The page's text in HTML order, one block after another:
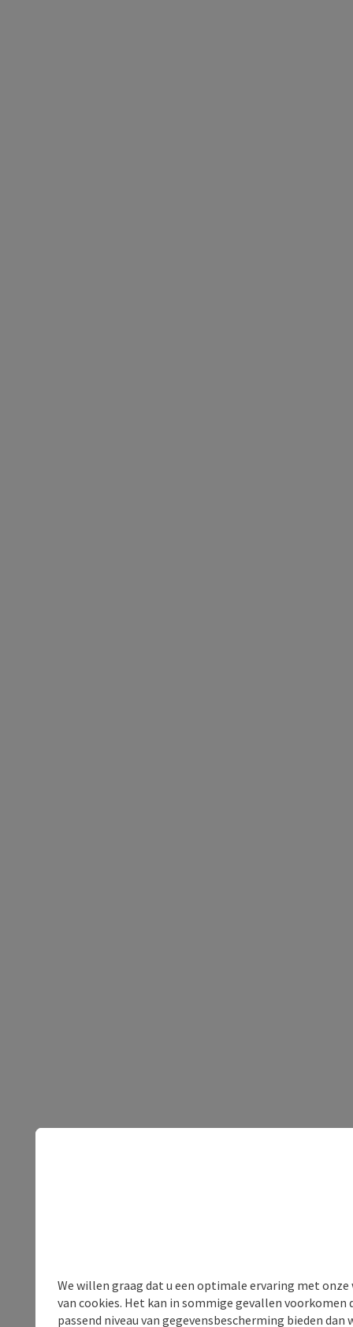
We willen graag dat u een optimale ervaring met
van cookies. Het kan in sommige gevallen voorkomen
passend niveau van gegevensbescherming bieden